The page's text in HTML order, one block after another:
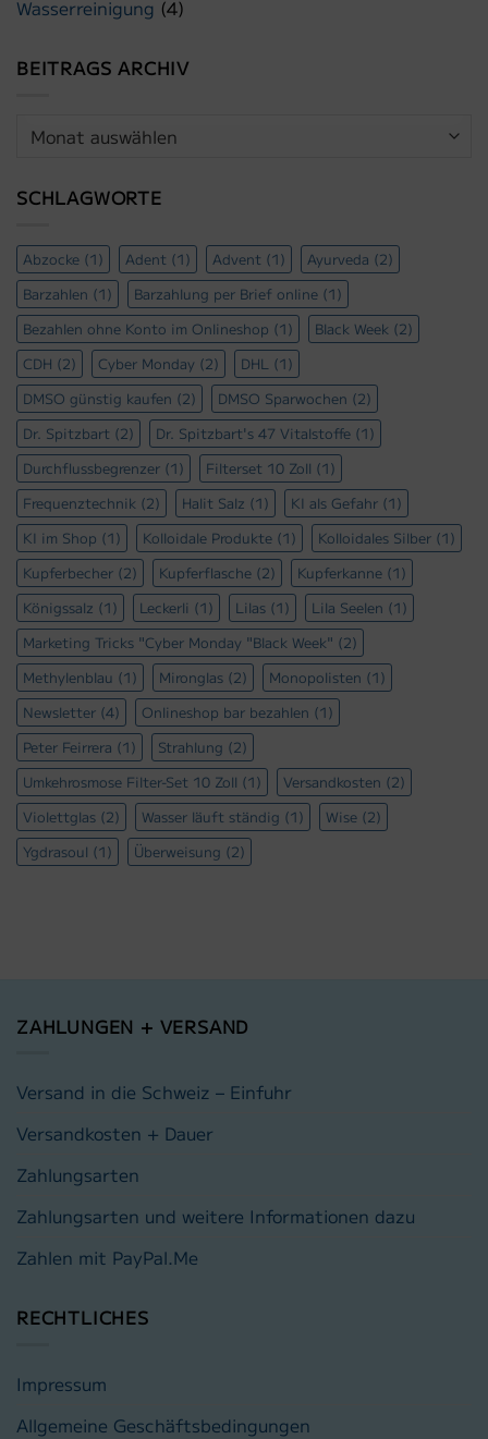
Wasserreinigung (4)
BEITRAGS ARCHIV
Beitrags
Archiv
SCHLAGWORTE
Abzocke (1) Adent (1) Advent (1) Ayurveda (2)
Barzahlen (1) Barzahlung per Brief online (1)
Bezahlen ohne Konto im Onlineshop (1) Black Week (2)
CDH (2) Cyber Monday (2) DHL (1)
DMSO günstig kaufen (2) DMSO Sparwochen (2)
Dr. Spitzbart (2) Dr. Spitzbart's 47 Vitalstoffe (1)
Durchflussbegrenzer (1) Filterset 10 Zoll (1)
Frequenztechnik (2) Halit Salz (1) KI als Gefahr (1)
KI im Shop (1) Kolloidale Produkte (1) Kolloidales Silber (1)
Kupferbecher (2) Kupferflasche (2) Kupferkanne (1)
Königssalz (1) Leckerli (1) Lilas (1) Lila Seelen (1)
Marketing Tricks "Cyber Monday "Black Week" (2)
Methylenblau (1) Mironglas (2) Monopolisten (1)
Newsletter (4) Onlineshop bar bezahlen (1)
Peter Feirrera (1) Strahlung (2)
Umkehrosmose Filter-Set 10 Zoll (1) Versandkosten (2)
Violettglas (2) Wasser läuft ständig (1) Wise (2)
Ygdrasoul (1) Überweisung (2)
ZAHLUNGEN + VERSAND
Versand in die Schweiz – Einfuhr
Versandkosten + Dauer
Zahlungsarten
Zahlungsarten und weitere Informationen dazu
Zahlen mit PayPal.Me
RECHTLICHES
Impressum
Allgemeine Geschäftsbedingungen